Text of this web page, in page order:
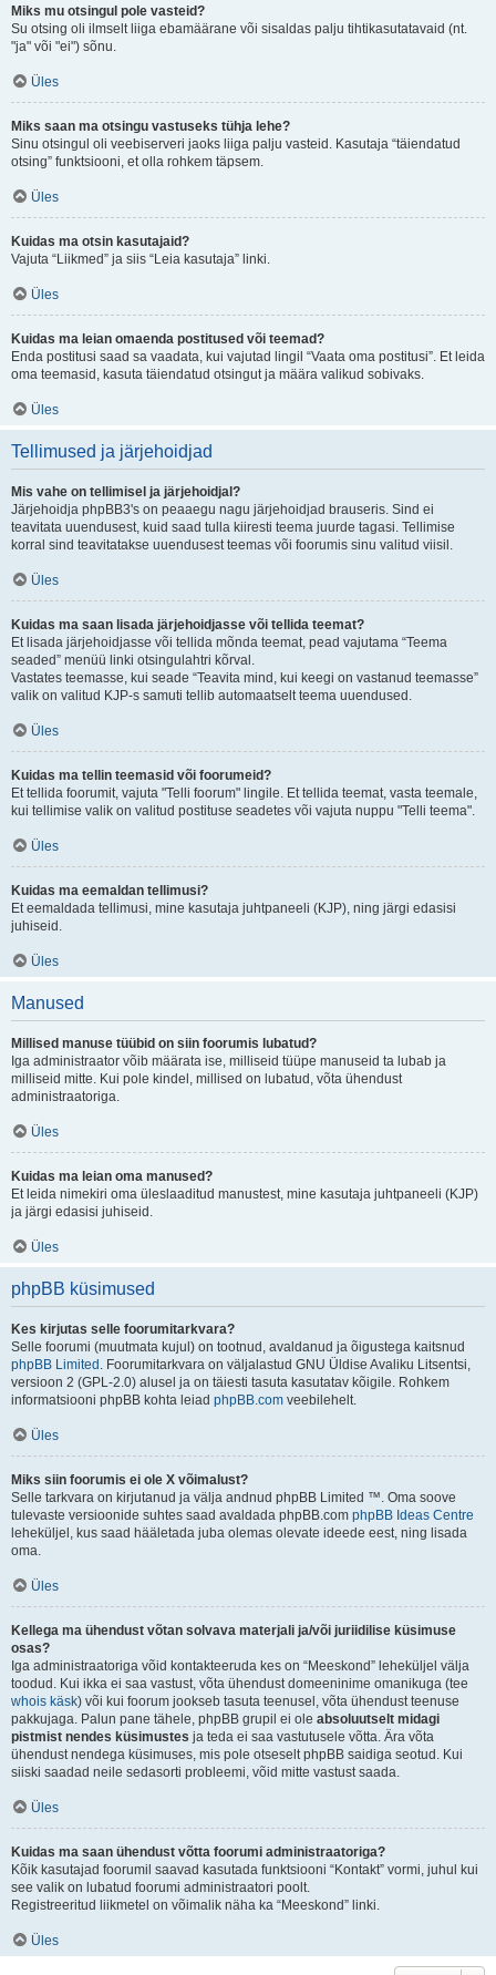
Miks mu otsingul pole vasteid?
Su otsing oli ilmselt liiga ebamäärane või sisaldas palju tihtikasutatavaid (nt.
"ja" või "ei") sõnu.
Üles
Miks saan ma otsingu vastuseks tühja lehe?
Sinu otsingul oli veebiserveri jaoks liiga palju vasteid. Kasutaja “täiendatud
otsing” funktsiooni, et olla rohkem täpsem.
Üles
Kuidas ma otsin kasutajaid?
Vajuta “Liikmed” ja siis “Leia kasutaja” linki.
Üles
Kuidas ma leian omaenda postitused või teemad?
Enda postitusi saad sa vaadata, kui vajutad lingil “Vaata oma postitusi”. Et leida
oma teemasid, kasuta täiendatud otsingut ja määra valikud sobivaks.
Üles
Tellimused ja järjehoidjad
Mis vahe on tellimisel ja järjehoidjal?
Järjehoidja phpBB3's on peaaegu nagu järjehoidjad brauseris. Sind ei
teavitata uuendusest, kuid saad tulla kiiresti teema juurde tagasi. Tellimise
korral sind teavitatakse uuendusest teemas või foorumis sinu valitud viisil.
Üles
Kuidas ma saan lisada järjehoidjasse või tellida teemat?
Et lisada järjehoidjasse või tellida mõnda teemat, pead vajutama “Teema
seaded” menüü linki otsingulahtri kõrval.
Vastates teemasse, kui seade “Teavita mind, kui keegi on vastanud teemasse”
valik on valitud KJP-s samuti tellib automaatselt teema uuendused.
Üles
Kuidas ma tellin teemasid või foorumeid?
Et tellida foorumit, vajuta "Telli foorum" lingile. Et tellida teemat, vasta teemale,
kui tellimise valik on valitud postituse seadetes või vajuta nuppu "Telli teema".
Üles
Kuidas ma eemaldan tellimusi?
Et eemaldada tellimusi, mine kasutaja juhtpaneeli (KJP), ning järgi edasisi
juhiseid.
Üles
Manused
Millised manuse tüübid on siin foorumis lubatud?
Iga administraator võib määrata ise, milliseid tüüpe manuseid ta lubab ja
milliseid mitte. Kui pole kindel, millised on lubatud, võta ühendust
administraatoriga.
Üles
Kuidas ma leian oma manused?
Et leida nimekiri oma üleslaaditud manustest, mine kasutaja juhtpaneeli (KJP)
ja järgi edasisi juhiseid.
Üles
phpBB küsimused
Kes kirjutas selle foorumitarkvara?
Selle foorumi (muutmata kujul) on tootnud, avaldanud ja õigustega kaitsnud
phpBB Limited . Foorumitarkvara on väljalastud GNU Üldise Avaliku Litsentsi,
versioon 2 (GPL-2.0) alusel ja on täiesti tasuta kasutatav kõigile. Rohkem
informatsiooni phpBB kohta leiad phpBB.com veebilehelt.
Üles
Miks siin foorumis ei ole X võimalust?
Selle tarkvara on kirjutanud ja välja andnud phpBB Limited ™. Oma soove
tulevaste versioonide suhtes saad avaldada phpBB.com phpBB Ideas Centre
leheküljel, kus saad hääletada juba olemas olevate ideede eest, ning lisada
oma.
Üles
Kellega ma ühendust võtan solvava materjali ja/või juriidilise küsimuse
osas?
Iga administraatoriga võid kontakteeruda kes on “Meeskond” leheküljel välja
toodud. Kui ikka ei saa vastust, võta ühendust domeeninime omanikuga (tee
whois käsk) või kui foorum jookseb tasuta teenusel, võta ühendust teenuse
pakkujaga. Palun pane tähele, phpBB grupil ei ole absoluutselt midagi
pistmist nendes küsimustes ja teda ei saa vastutusele võtta. Ära võta
ühendust nendega küsimuses, mis pole otseselt phpBB saidiga seotud. Kui
siiski saadad neile sedasorti probleemi, võid mitte vastust saada.
Üles
Kuidas ma saan ühendust võtta foorumi administraatoriga?
Kõik kasutajad foorumil saavad kasutada funktsiooni “Kontakt” vormi, juhul kui
see valik on lubatud foorumi administraatori poolt.
Registreeritud liikmetel on võimalik näha ka “Meeskond” linki.
Üles